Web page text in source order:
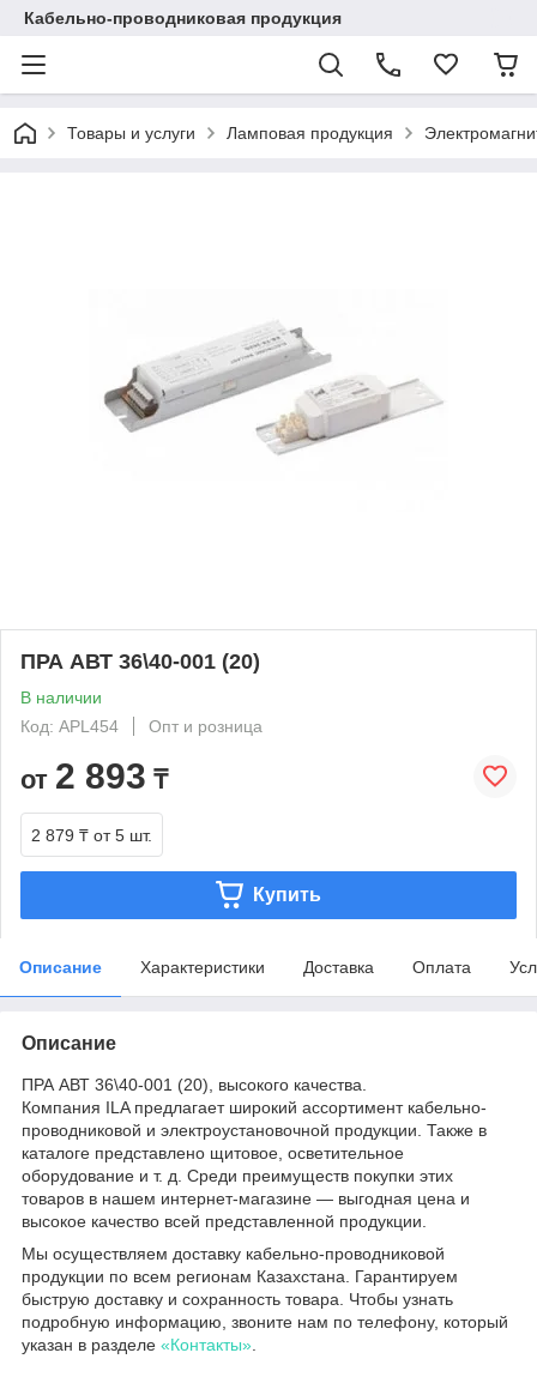
Кабельно-проводниковая продукция
Товары и услуги Ламповая продукция
ПРА АВТ 36\40-001 (20)
В наличии
Код: APL454
Опт и розница
от 2 893 ₸
2 879 ₸ от 5 шт.
Купить
Описание Характеристики Доставка Оплата
Описание
ПРА АВТ 36\40-001 (20), высокого качества.
Компания ILA предлагает широкий ассортимент кабельно-
проводниковой и электроустановочной продукции. Также в
каталоге представлено щитовое, осветительное
оборудование и т. д. Среди преимуществ покупки этих
товаров в нашем интернет-магазине — выгодная цена и
высокое качество всей представленной продукции.
Мы осуществляем доставку кабельно-проводниковой
продукции по всем регионам Казахстана. Гарантируем
быструю доставку и сохранность товара. Чтобы узнать
подробную информацию, звоните нам по телефону, который
указан в разделе «Контакты»